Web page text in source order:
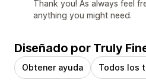
Thank you! As always feel
anything you might need.
Diseñado por Truly
Obtener ayuda Todos los